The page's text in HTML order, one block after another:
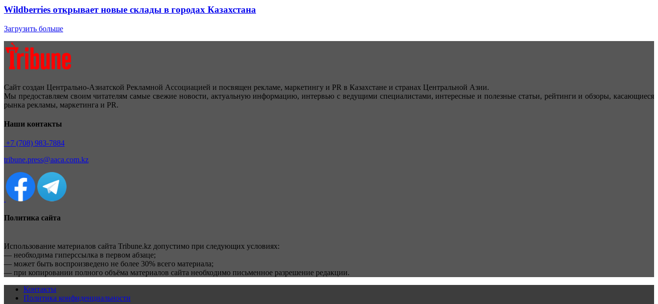
Wildberries открывает новые склады в городах Казахстана
Загрузить больше
Сайт создан Центрально-Азиатской Рекламной Ассоциацией и посвящен рекламе, маркетингу и PR в Казахстане и странах Центральной Азии.
Мы предоставляем своим читателям самые свежие новости, актуальную информацию, интервью с ведущими специалистами, интересные и полезные статьи, рейтинги и обзоры, касающиеся
рынка рекламы, маркетинга и PR.
Наши контакты
+7 (708) 983-7884
tribune.press@aaca.com.kz
Политика сайта
Использование материалов сайта Tribune.kz допустимо при следующих условиях:
— необходима гиперссылка в первом абзаце;
— может быть воспроизведено не более 30% всего материала;
— при копировании полного объёма материалов сайта необходимо письменное разрешение редакции.
Контакты
Политика конфиденциальности